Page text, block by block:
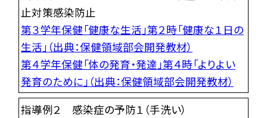
止対策感染防止
第３学年保健「健康な生活」第２時「健康な１日の
生活」（出典：保健領域部会開発教材）
第４学年保健「体の発育・発達」第４時「よりよい
発育のために」（出典：保健領域部会開発教材）
指導例２ 感染症の予防１（手洗い）